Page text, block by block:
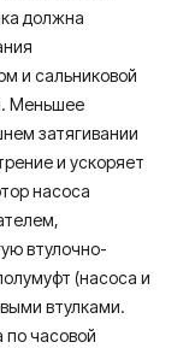
должна
и сальниковой
Меньшее
затягивании
и ускоряет
насоса
втулочно-
(насоса и
втулками.
часовой